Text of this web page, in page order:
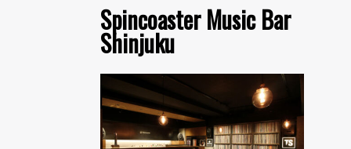
Spincoaster Music Bar
Shinjuku